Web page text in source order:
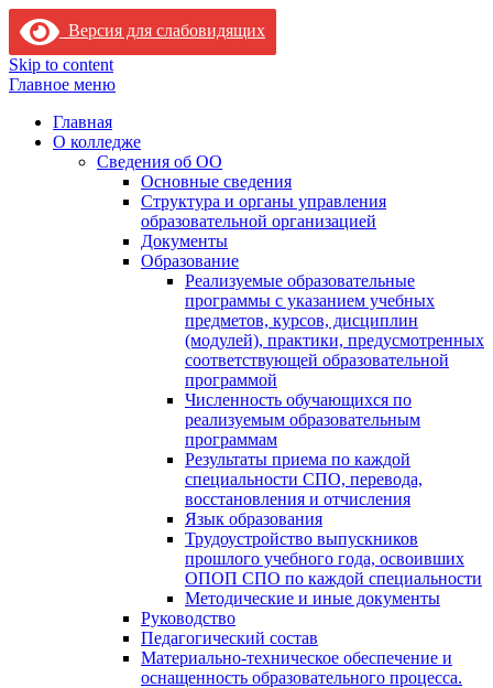
Версия для слабовидящих
Skip to content
Главное меню
Главная
О колледже
Сведения об ОО
Основные сведения
Структура и органы управления
образовательной организацией
Документы
Образование
Реализуемые образовательные
программы с указанием учебных
предметов, курсов, дисциплин
(модулей), практики, предусмотренных
соответствующей образовательной
программой
Численность обучающихся по
реализуемым образовательным
программам
Результаты приема по каждой
специальности СПО, перевода,
восстановления и отчисления
Язык образования
Трудоустройство выпускников
прошлого учебного года, освоивших
ОПОП СПО по каждой специальности
Методические и иные документы
Руководство
Педагогический состав
Материально-техническое обеспечение и
оснащенность образовательного процесса.